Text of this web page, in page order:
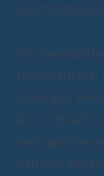
Wir
Unterstützer,
sonstiger
lit. b.
vertragliche
Rahmen